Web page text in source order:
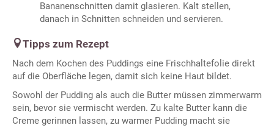
Bananenschnitten damit glasieren. Kalt stellen,
danach in Schnitten schneiden und servieren.
Tipps zum Rezept
Nach dem Kochen des Puddings eine Frischhaltefolie direkt
auf die Oberfläche legen, damit sich keine Haut bildet.
Sowohl der Pudding als auch die Butter müssen zimmerwarm
sein, bevor sie vermischt werden. Zu kalte Butter kann die
Creme gerinnen lassen, zu warmer Pudding macht sie